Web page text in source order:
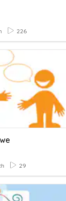
226
29